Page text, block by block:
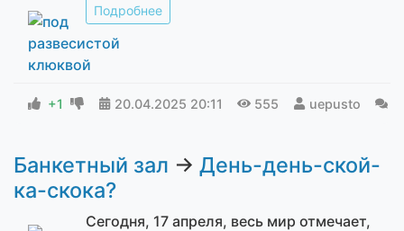
Подробнее
+1 20.04.2025 20:11 555 uepusto
Банкетный зал → День-день-ской-
ка-скока?
Сегодня, 17 апреля, весь мир отмечает,